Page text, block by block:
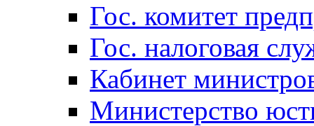
Гос. комитет
Гос. налоговая
Кабинет
Министерство